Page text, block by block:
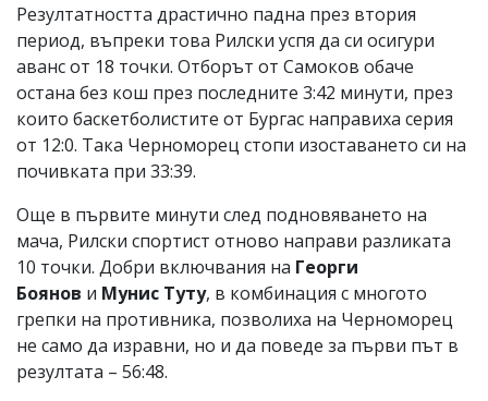
Резултатността драстично падна през втория
период, въпреки това Рилски успя да си осигури
аванс от 18 точки. Отборът от Самоков обаче
остана без кош през последните 3:42 минути, през
които баскетболистите от Бургас направиха серия
от 12:0. Така Черноморец стопи изоставането си на
почивката при 33:39.
Още в първите минути след подновяването на
мача, Рилски спортист отново направи разликата
10 точки. Добри включвания на Георги
Боянов и Мунис Туту, в комбинация с многото
грепки на противника, позволиха на Черноморец
не само да изравни, но и да поведе за първи път в
резултата – 56:48.